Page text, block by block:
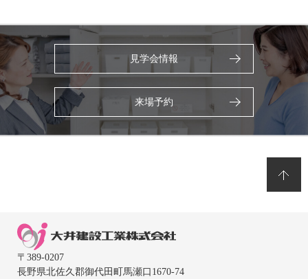
見学会情報
来場予約
〒389-0207
長野県北佐久郡御代田町馬瀬口1670-74